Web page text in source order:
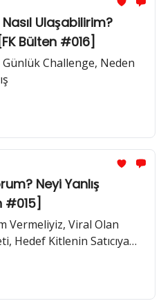
Ulaşabilirim?
Bülten #016]
Challenge, Neden
Neyi Yanlış
#015]
Vermeliyiz, Viral Olan
Hedef Kitlenin Satıcıya